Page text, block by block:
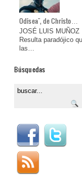
Odisea", de Christo…
JOSÉ LUIS MUÑOZ
Resulta paradójico
las…
Búsquedas